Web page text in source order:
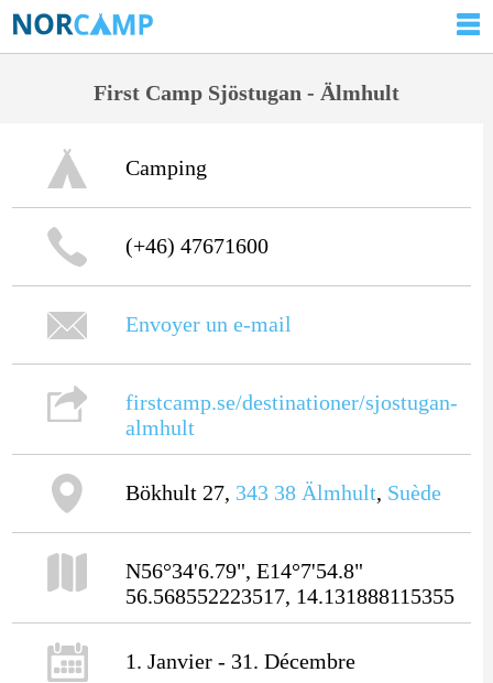
First Camp Sjöstugan - Älmhult
Camping
(+46) 47671600
Envoyer un e-mail
firstcamp.se/destinationer/sjostugan-
almhult
Bökhult 27, 343 38 Älmhult, Suède
N56°34'6.79", E14°7'54.8"
56.568552223517, 14.131888115355
1. Janvier - 31. Décembre